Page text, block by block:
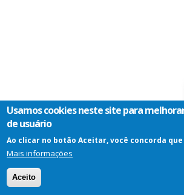
Usamos cookies neste site para
de usuário
Ao clicar no botão Aceitar, você concorda
Mais informações
Aceito